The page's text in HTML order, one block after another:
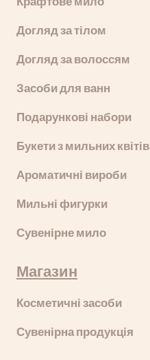
Догляд за тілом
Догляд за волоссям
Засоби для ванн
Подарункові набори
Букети з мильних квітів
Ароматичні вироби
Мильні фигурки
Сувенірне мило
Магазин
Косметичні засоби
Сувенірна продукція